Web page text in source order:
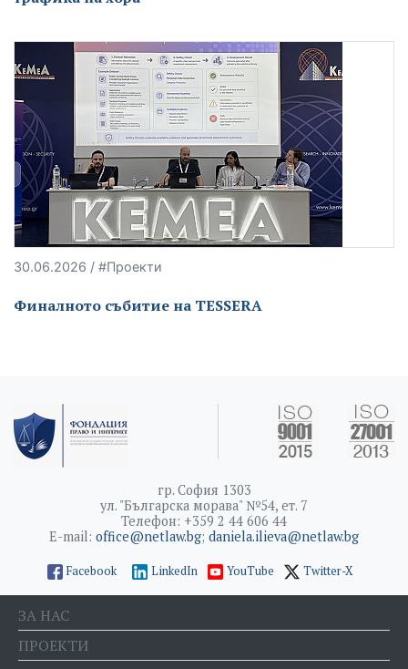
30.06.2026 / #Проекти
Финалното събитие на TESSERA
гр. София 1303
ул. "Българска морава" №54, ет. 7
Телефон: +359 2 44 606 44
E-mail: office@netlaw.bg; daniela.ilieva@netlaw.bg
Facebook LinkedIn YouTube Twitter-X
ЗА НАС
ПРОЕКТИ